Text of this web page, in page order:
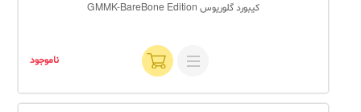
کیبورد گلوریوس GMMK-BareBone Edition
ناموجود